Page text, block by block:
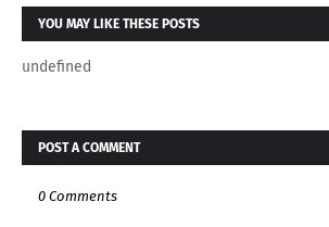
YOU MAY LIKE THESE POSTS
undefined
POST A COMMENT
0 Comments